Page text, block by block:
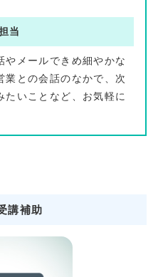
当
やメールできめ細やかな
業との会話のなかで、次
たいことなど、お気軽に
講補助